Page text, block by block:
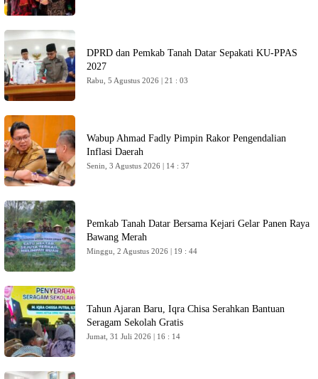
DPRD dan Pemkab Tanah Datar Sepakati KU-PPAS
2027
Rabu, 5 Agustus 2026 | 21 : 03
Wabup Ahmad Fadly Pimpin Rakor Pengendalian
Inflasi Daerah
Senin, 3 Agustus 2026 | 14 : 37
Pemkab Tanah Datar Bersama Kejari Gelar Panen Raya
Bawang Merah
Minggu, 2 Agustus 2026 | 19 : 44
Tahun Ajaran Baru, Iqra Chisa Serahkan Bantuan
Seragam Sekolah Gratis
Jumat, 31 Juli 2026 | 16 : 14